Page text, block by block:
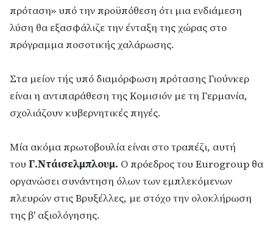
πρόταση» υπό την προϋπόθεση ότι μια ενδιάμεση
λύση θα εξασφάλιζε την ένταξη της χώρας στο
πρόγραμμα ποσοτικής χαλάρωσης.
Στα μείον τής υπό διαμόρφωση πρότασης Γιούνκερ
είναι η αντιπαράθεση της Κομισιόν με τη Γερμανία,
σχολιάζουν κυβερνητικές πηγές.
Μία ακόμα πρωτοβουλία είναι στο τραπέζι, αυτή
του Γ.Ντάισελμπλουμ. Ο πρόεδρος του Eurogroup θα
οργανώσει συνάντηση όλων των εμπλεκόμενων
πλευρών στις Βρυξέλλες, με στόχο την ολοκλήρωση
της β' αξιολόγησης.